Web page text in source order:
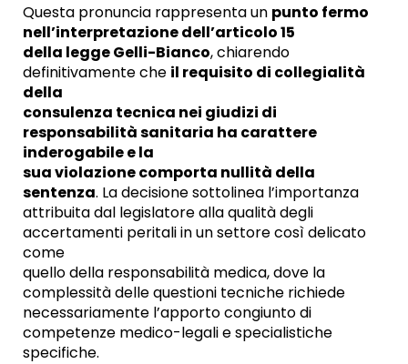
Questa pronuncia rappresenta un punto fermo
nell’interpretazione dell’articolo 15
della legge Gelli-Bianco, chiarendo
definitivamente che il requisito di collegialità
della
consulenza tecnica nei giudizi di
responsabilità sanitaria ha carattere
inderogabile e la
sua violazione comporta nullità della
sentenza. La decisione sottolinea l’importanza
attribuita dal legislatore alla qualità degli
accertamenti peritali in un settore così delicato
come
quello della responsabilità medica, dove la
complessità delle questioni tecniche richiede
necessariamente l’apporto congiunto di
competenze medico-legali e specialistiche
specifiche.